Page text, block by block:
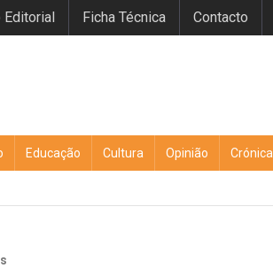
Editorial Ficha Técnica Contacto
Educação Cultura Opinião Crónica